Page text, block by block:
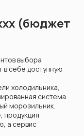
(бюджет
выбора
в себе доступную
холодильника,
система
морозильник.
продукция
а сервис